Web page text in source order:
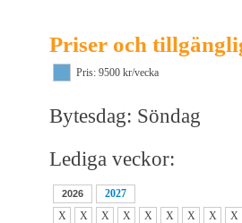
Priser och
Pris: 9500 kr/vecka
Bytesdag: Söndag
Lediga veckor:
2026
2027
X
X X X X X X X X